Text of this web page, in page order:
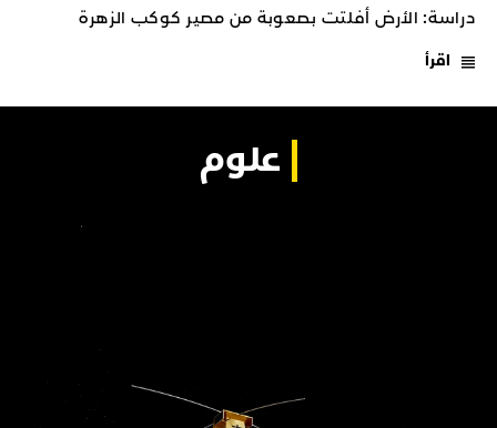
دراسة: الأرض أفلتت بصعوبة من مصير كوكب الزهرة
اقرأ
علوم